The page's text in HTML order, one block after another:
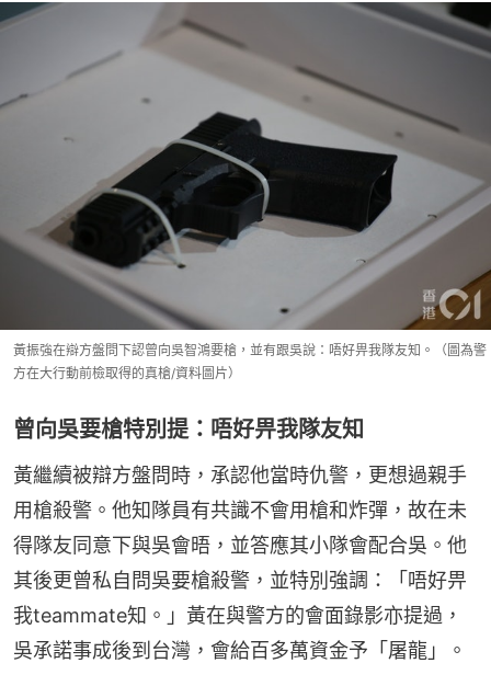
黃振強在辯方盤問下認曾向吳智鴻要槍，並有跟吳說：唔好畀我隊友知。（圖為警
方在大行動前檢取得的真槍/資料圖片）
曾向吳要槍特別提：唔好畀我隊友知
黃繼續被辯方盤問時，承認他當時仇警，更想過親手
用槍殺警。他知隊員有共識不會用槍和炸彈，故在未
得隊友同意下與吳會晤，並答應其小隊會配合吳。他
其後更曾私自問吳要槍殺警，並特別強調：「唔好畀
我teammate知。」黃在與警方的會面錄影亦提過，
吳承諾事成後到台灣，會給百多萬資金予「屠龍」。